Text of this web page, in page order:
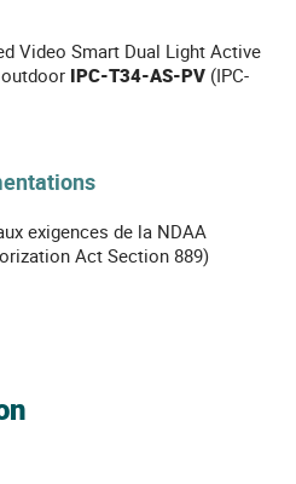
Video Smart Dual Light Active
IPC-T34-AS-PV (IPC-
exigences de la NDAA
Act Section 889)